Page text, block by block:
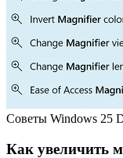
Советы Windows 25
Как увеличить